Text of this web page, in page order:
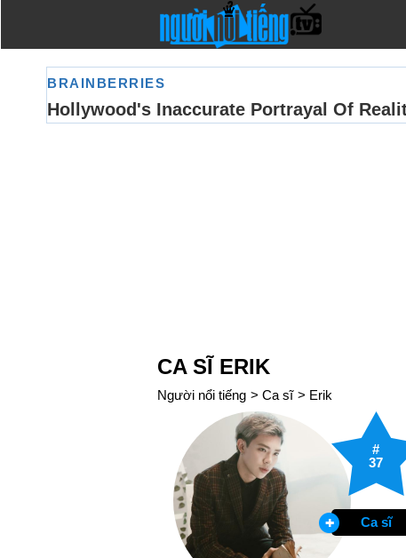
CA SĨ ERIK
Người nổi tiếng > Ca sĩ > Erik
#
37
Ca sĩ